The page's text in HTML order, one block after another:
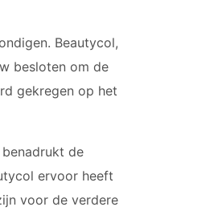
Beautycol,
besloten om de
gekregen op het
de
ervoor heeft
voor de verdere